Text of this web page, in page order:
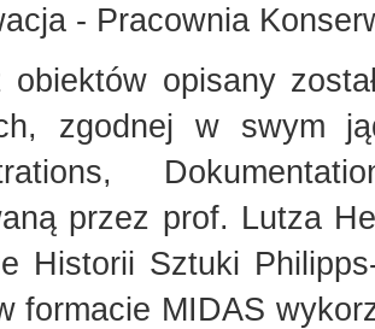
- Pracownia
obiektów opisany
zgodnej w swym
przez prof. Lutza
Historii Sztuki
formacie MIDAS